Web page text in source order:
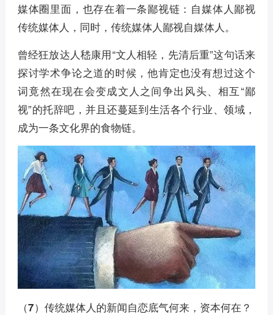
媒体圈里面，也存在着一条鄙视链：自媒体人鄙视
传统媒体人，同时，传统媒体人鄙视自媒体人。
曾经狂放达人嵇康用“文人相轻，先清后重”这句话来
探讨学术争论之道的时候，他肯定也没有想过这个
词竟然在现在会变成文人之间争出风头、相互“鄙
视”的托辞吧，并且还蔓延到生活各个行业、领域，
成为一条文化界的食物链。
（7）传统媒体人的新闻自恋底气何来，资本何在？